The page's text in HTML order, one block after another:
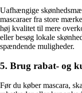
Uafhængige
mascaraer fra store
høj kvalitet til mere
eller besøg lokale
spændende muligheder.
5. Brug rabat- og
Før du køber mascara,